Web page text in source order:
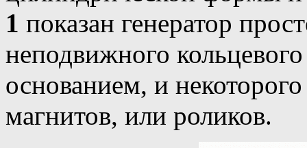
1 показан генератор
неподвижного
основанием, и
магнитов, или роликов.